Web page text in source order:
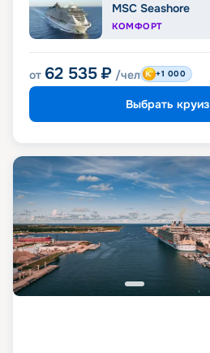
MSC Seashore
КОМФОРТ
от 62 535 ₽ /чел +1 000
Выбрать круиз